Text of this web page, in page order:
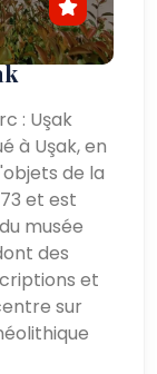
: Uşak
à Uşak, en
de la
et est
musée
des
et
sur